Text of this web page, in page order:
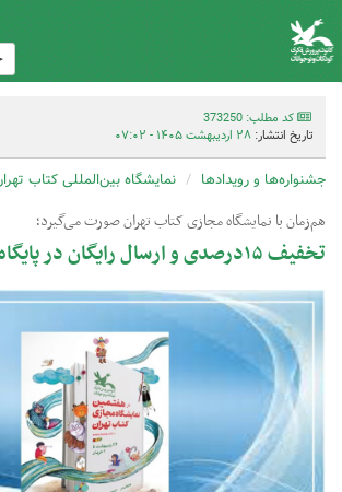
کد مطلب: 373250
تاریخ انتشار: ۲۸ اردیبهشت ۱۴۰۵ - ۰۷:۰۲
جشنواره‌ها و رویدادها نمایشگاه بین‌المللی کتاب
هم‌زمان با نمایشگاه مجازی کتاب تهران صورت می‌گیرد؛
تخفیف ۱۵درصدی و ارسال رایگان در پایگاه دیجی‌کانون